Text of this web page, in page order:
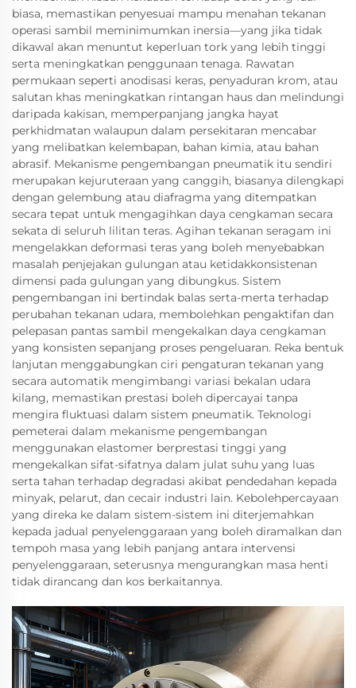
biasa, memastikan penyesuai mampu menahan tekanan
operasi sambil meminimumkan inersia—yang jika tidak
dikawal akan menuntut keperluan tork yang lebih tinggi
serta meningkatkan penggunaan tenaga. Rawatan
permukaan seperti anodisasi keras, penyaduran krom, atau
salutan khas meningkatkan rintangan haus dan melindungi
daripada kakisan, memperpanjang jangka hayat
perkhidmatan walaupun dalam persekitaran mencabar
yang melibatkan kelembapan, bahan kimia, atau bahan
abrasif. Mekanisme pengembangan pneumatik itu sendiri
merupakan kejuruteraan yang canggih, biasanya dilengkapi
dengan gelembung atau diafragma yang ditempatkan
secara tepat untuk mengagihkan daya cengkaman secara
sekata di seluruh lilitan teras. Agihan tekanan seragam ini
mengelakkan deformasi teras yang boleh menyebabkan
masalah penjejakan gulungan atau ketidakkonsistenan
dimensi pada gulungan yang dibungkus. Sistem
pengembangan ini bertindak balas serta-merta terhadap
perubahan tekanan udara, membolehkan pengaktifan dan
pelepasan pantas sambil mengekalkan daya cengkaman
yang konsisten sepanjang proses pengeluaran. Reka bentuk
lanjutan menggabungkan ciri pengaturan tekanan yang
secara automatik mengimbangi variasi bekalan udara
kilang, memastikan prestasi boleh dipercayai tanpa
mengira fluktuasi dalam sistem pneumatik. Teknologi
pemeterai dalam mekanisme pengembangan
menggunakan elastomer berprestasi tinggi yang
mengekalkan sifat-sifatnya dalam julat suhu yang luas
serta tahan terhadap degradasi akibat pendedahan kepada
minyak, pelarut, dan cecair industri lain. Kebolehpercayaan
yang direka ke dalam sistem-sistem ini diterjemahkan
kepada jadual penyelenggaraan yang boleh diramalkan dan
tempoh masa yang lebih panjang antara intervensi
penyelenggaraan, seterusnya mengurangkan masa henti
tidak dirancang dan kos berkaitannya.